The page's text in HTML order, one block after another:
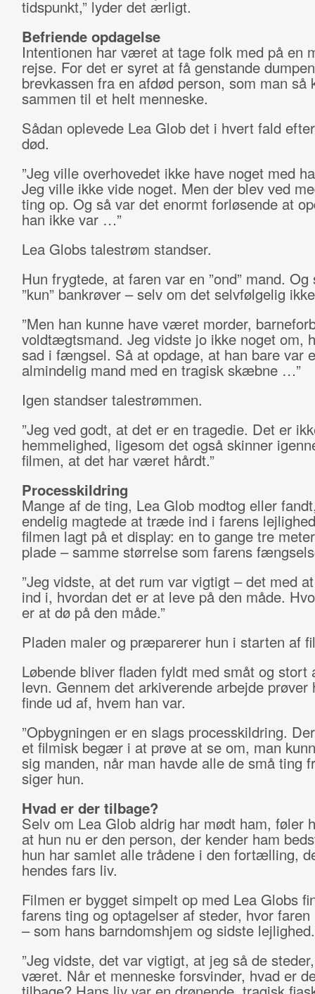
tidspunkt,” lyder det ærligt.
Befriende opdagelse
Intentionen har været at tage folk med på en
rejse. For det er syret at få genstande
brevkassen fra en afdød person, som man så
sammen til et helt menneske.
Sådan oplevede Lea Glob det i hvert fald
død.
”Jeg ville overhovedet ikke have noget med
Jeg ville ikke vide noget. Men der blev ved
ting op. Og så var det enormt forløsende at
han ikke var …”
Lea Globs talestrøm standser.
Hun frygtede, at faren var en ”ond” mand. Og
”kun” bankrøver – selv om det selvfølgelig
”Men han kunne have været morder,
voldtægtsmand. Jeg vidste jo ikke noget om,
sad i fængsel. Så at opdage, at han bare var
almindelig mand med en tragisk skæbne …”
Igen standser talestrømmen.
”Jeg ved godt, at det er en tragedie. Det er
hemmelighed, ligesom det også skinner
filmen, at det har været hårdt.”
Processkildring
Mange af de ting, Lea Glob modtog eller
endelig magtede at træde ind i farens
filmen lagt på et display: en to gange tre
plade – samme størrelse som farens
”Jeg vidste, at det rum var vigtigt – det med
ind i, hvordan det er at leve på den måde.
er at dø på den måde.”
Pladen maler og præparerer hun i starten af
Løbende bliver fladen fyldt med småt og stort
levn. Gennem det arkiverende arbejde prøver
finde ud af, hvem han var.
”Opbygningen er en slags processkildring.
et filmisk begær i at prøve at se om, man
sig manden, når man havde alle de små ting
siger hun.
Hvad er der tilbage?
Selv om Lea Glob aldrig har mødt ham, føler
at hun nu er den person, der kender ham
hun har samlet alle trådene i den fortælling,
hendes fars liv.
Filmen er bygget simpelt op med Lea Globs
farens ting og optagelser af steder, hvor
– som hans barndomshjem og sidste lejlighed.
”Jeg vidste, det var vigtigt, at jeg så de
været. Når et menneske forsvinder, hvad er